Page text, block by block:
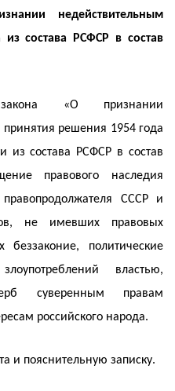
недействительным
состава РСФСР в состав
«О признании
решения 1954 года
из состава РСФСР в состав
правового наследия
СССР и
не имевших правовых
политические
властью,
суверенным правам
российского народа.
и пояснительную записку.